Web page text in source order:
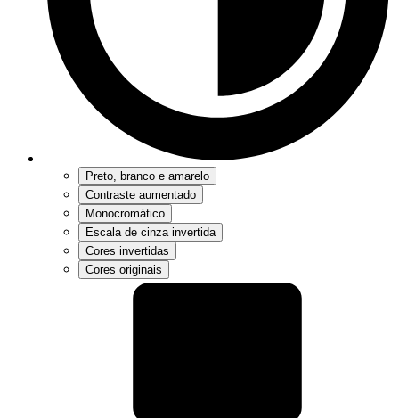
Preto, branco e amarelo
Contraste aumentado
Monocromático
Escala de cinza invertida
Cores invertidas
Cores originais